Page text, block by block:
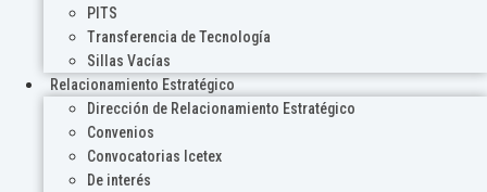
PITS
Transferencia de Tecnología
Sillas Vacías
Relacionamiento Estratégico
Dirección de Relacionamiento Estratégico
Convenios
Convocatorias Icetex
De interés